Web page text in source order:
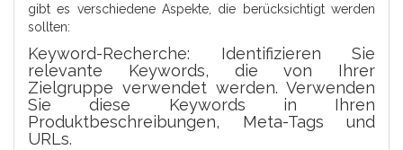
gibt es verschiedene Aspekte, die berücksichtigt werden
sollten:
Keyword-Recherche: Identifizieren Sie
relevante Keywords, die von Ihrer
Zielgruppe verwendet werden. Verwenden
Sie diese Keywords in Ihren
Produktbeschreibungen, Meta-Tags und
URLs.